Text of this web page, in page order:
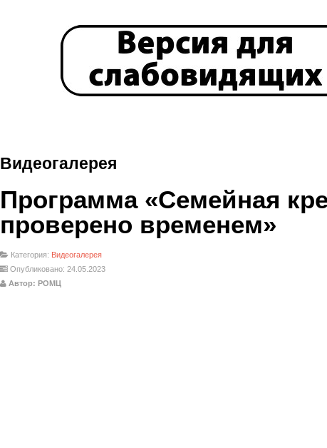
Видеогалерея
Программа «Семейная
проверено временем»
Категория: Видеогалерея
Опубликовано: 24.05.2023
Автор: РОМЦ